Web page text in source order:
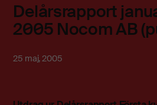
Delårsrapport
2005 Nocom AB
25 maj, 2005